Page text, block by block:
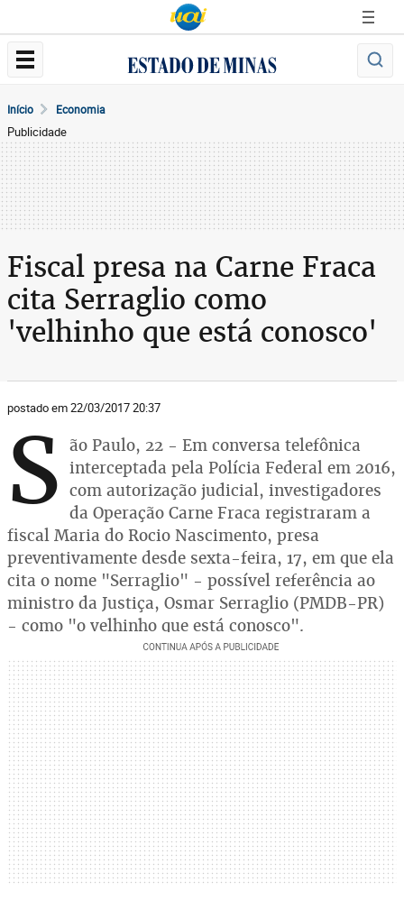
Início Economia
Publicidade
Fiscal presa na Carne Fraca
cita Serraglio como
'velhinho que está conosco'
postado em 22/03/2017 20:37
S ão Paulo, 22 - Em conversa telefônica
interceptada pela Polícia Federal em 2016,
com autorização judicial, investigadores
da Operação Carne Fraca registraram a
fiscal Maria do Rocio Nascimento, presa
preventivamente desde sexta-feira, 17, em que ela
cita o nome "Serraglio" - possível referência ao
ministro da Justiça, Osmar Serraglio (PMDB-PR)
- como "o velhinho que está conosco".